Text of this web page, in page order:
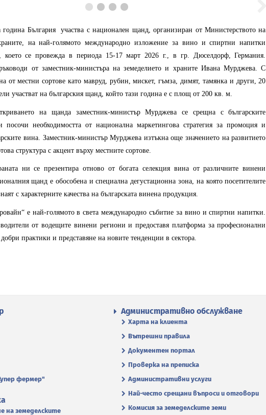
година България участва с национален щанд, организиран от Министерството на
на най-голямото международно изложение за вино и спиртни напитки
което се провежда в периода 15-17 март 2026 г., в гр. Дюселдорф, Германия.
от заместник-министъра на земеделието и храните Ивана Мурджева. С
от местни сортове като мавруд, рубин, мискет, гъмза, димят, тамянка и други, 20
участват на българския щанд, който тази година е с площ от 200 кв. м.
на щанда заместник-министър Мурджева се срещна с българските
посочи необходимостта от национална маркетингова стратегия за промоция и
вина. Заместник-министър Мурджева изтъкна още значението на развитието
структура с акцент върху местните сортове.
ни се презентира отново от богата селекция вина от различните винени
щанд е обособена и специална дегустационна зона, на която посетителите
с характерните качества на българската винена продукция.
е най-голямото в света международно събитие за вино и спиртни напитки.
от водещите винени региони и предоставя платформа за професионални
практики и представяне на новите тенденции в сектора.
фермер"
Административно обслужване
Харта на клиента
Вътрешни правила
Документен портал
Проверка на преписка
Административни услуги
Най-често срещани въпроси и отговори
Комисия за земеделските земи
на земеделските